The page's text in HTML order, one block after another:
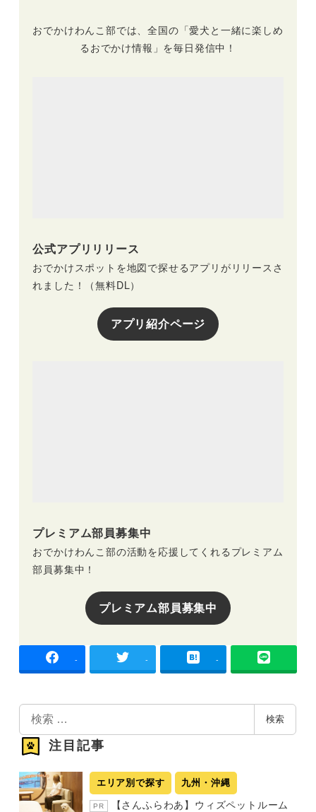
おでかけわんこ部では、全国の「愛犬と一緒に楽しめ
るおでかけ情報」を毎日発信中！
公式アプリリリース
おでかけスポットを地図で探せるアプリがリリースさ
れました！（無料DL）
アプリ紹介ページ
プレミアム部員募集中
おでかけわんこ部の活動を応援してくれるプレミアム
部員募集中！
プレミアム部員募集中
- - -
検
索
検索
注目記事
エリア別で探す 九州・沖縄
PR
【さんふらわあ】ウィズペットルーム